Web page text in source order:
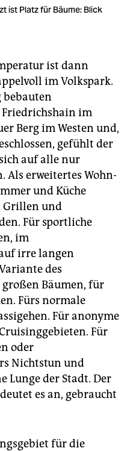
ist Platz für Bäume: Blick
ist dann
im Volkspark.
bebauten
Friedrichshain im
Berg im Westen und,
gefühlt der
auf alle nur
Als erweitertes Wohn-
und Küche
Grillen und
Für sportliche
im
irre langen
des
großen Bäumen, für
Fürs normale
Für anonyme
Für
oder
Nichtstun und
Lunge der Stadt. Der
es an, gebraucht
für die